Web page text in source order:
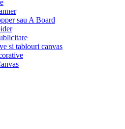
sau A Board
si tablouri canvas